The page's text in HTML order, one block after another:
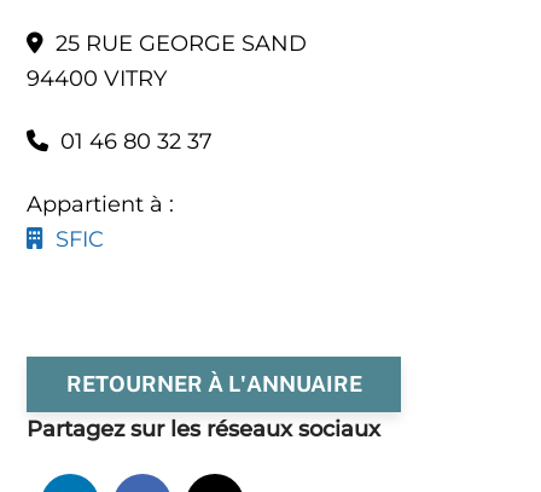
25 RUE GEORGE SAND
94400 VITRY
01 46 80 32 37
Appartient à :
SFIC
RETOURNER À L'ANNUAIRE
Partagez sur les réseaux sociaux